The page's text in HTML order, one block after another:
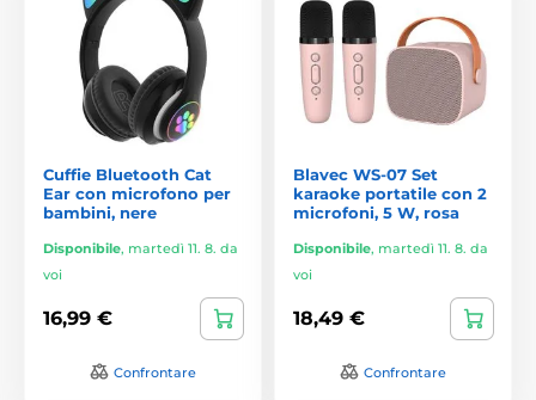
Cuffie Bluetooth Cat
Ear con microfono per
bambini, nere
Disponibile, martedì 11. 8. da
voi
16,99 €
Confrontare
Blavec WS-07 Set
karaoke portatile con 2
microfoni, 5 W, rosa
Disponibile, martedì 11. 8. da
voi
18,49 €
Confrontare